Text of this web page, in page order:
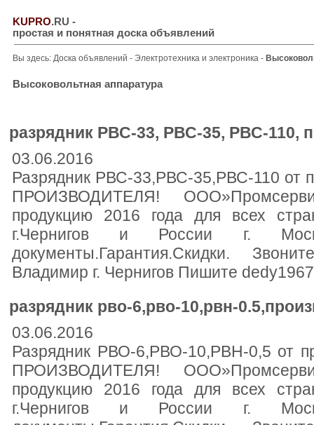
KUPRO.RU -
простая и понятная доска объявлений
Вы здесь: Доска объявлений - Электротехника и электроника -
Высоковольтная аппаратура
разрядник РВС-33, РВС-35, РВС-110,
03.06.2016
Разрядник РВС-33,РВС-35,РВС-110 от
ПРОИЗВОДИТЕЛЯ!
продукцию 2016 года для всех
г.Чернигов и России г.
документы.Гарантия.Скидки.
Владимир г. Чернигов Пишите
разрядник рво-6,рво-10,рвн-
03.06.2016
Разрядник РВО-6,РВО-10,РВН-0,5 от
ПРОИЗВОДИТЕЛЯ!
продукцию 2016 года для всех
г.Чернигов и России г.